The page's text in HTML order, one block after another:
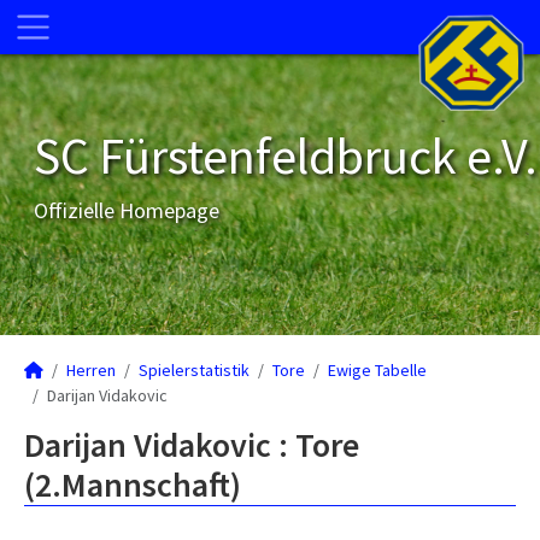
SC Fürstenfeldbruck e.V.
Offizielle Homepage
Herren Spielerstatistik Tore
Ewige Tabelle
Darijan Vidakovic
Darijan Vidakovic : Tore
(2.Mannschaft)